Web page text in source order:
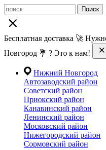
Поиск
Бесплатная доставка 🚀
Новгород 💐 ? Это к нам!
Нижний Новгород
Автозаводский район
Советский район
Приокский район
Канавинский район
Ленинский район
Московский район
Нижегородский район
Сормовский район